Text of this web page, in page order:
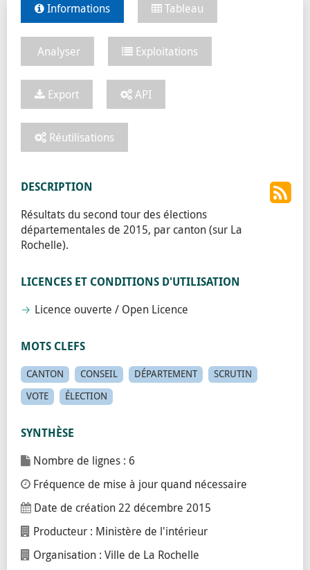
Informations Tableau
Analyser Exploitations
Export API
Réutilisations
DESCRIPTION
Résultats du second tour des élections
départementales de 2015, par canton (sur La
Rochelle).
LICENCES ET CONDITIONS D'UTILISATION
Licence ouverte / Open Licence
MOTS CLEFS
CANTON CONSEIL DÉPARTEMENT
SCRUTIN
VOTE
ÉLECTION
SYNTHÈSE
Nombre de lignes : 6
Fréquence de mise à jour quand nécessaire
Date de création22 décembre 2015
Producteur : Ministère de l'intérieur
Organisation : Ville de La Rochelle